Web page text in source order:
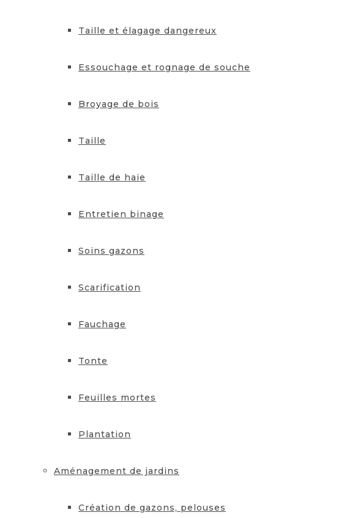
Taille et élagage dangereux
Essouchage et rognage de souche
Broyage de bois
Taille
Taille de haie
Entretien binage
Soins gazons
Scarification
Fauchage
Tonte
Feuilles mortes
Plantation
Aménagement de jardins
Création de gazons, pelouses